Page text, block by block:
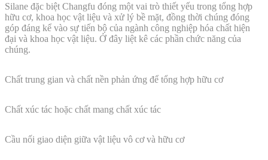
Silane đặc biệt Changfu đóng một vai trò thiết yếu trong tổng hợp
hữu cơ, khoa học vật liệu và xử lý bề mặt, đồng thời chúng đóng
góp đáng kể vào sự tiến bộ của ngành công nghiệp hóa chất hiện
đại và khoa học vật liệu. Ở đây liệt kê các phần chức năng của
chúng.
Chất trung gian và chất nền phản ứng để tổng hợp hữu cơ
Chất xúc tác hoặc chất mang chất xúc tác
Cầu nối giao diện giữa vật liệu vô cơ và hữu cơ